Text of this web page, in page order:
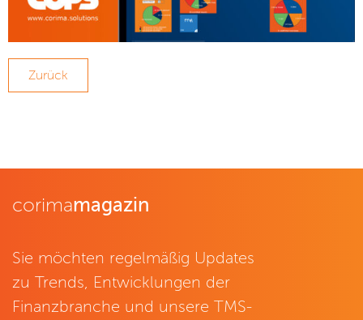
Zurück
corimamagazin
Sie möchten regelmäßig Updates
zu Trends, Entwicklungen der
Finanzbranche und unsere TMS-